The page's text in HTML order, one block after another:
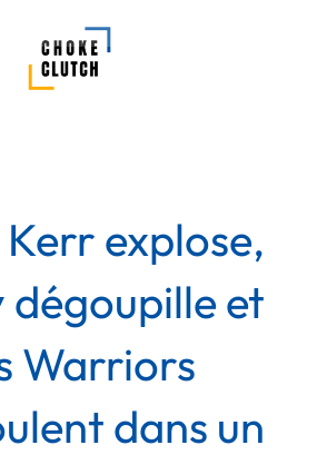
explose,
dégoupille et
Warriors
dans un